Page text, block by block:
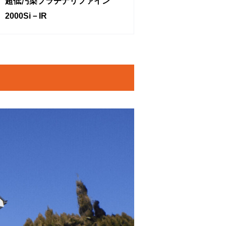
2000Si－IR